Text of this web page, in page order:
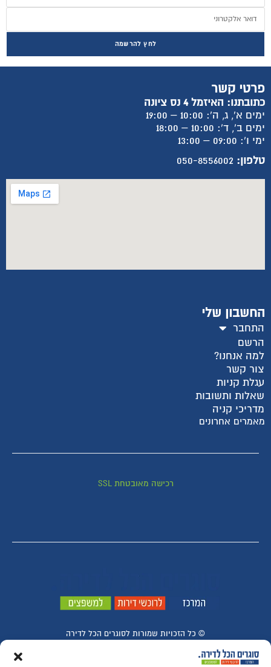
לחץ להרשמה
פרטי קשר
כתובתנו: האיזמל 4 נס ציונה
ימים א', ג, ה': 10:00 – 19:00
ימים ב', ד': 10:00 – 18:00
ימי ו': 09:00 – 13:00
טלפון: 050-8556002
החשבון שלי
התחבר
הרשם
למה אנחנו?
צור קשר
עגלת קניות
שאלות ותשובות
מדריכי קניה
מאמרים אחרונים
רכישה מאובטחת SSL
© ​כל הזכויות שמורות לסוגרים הכל לדירה